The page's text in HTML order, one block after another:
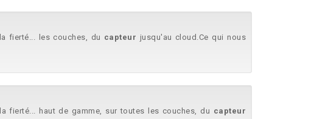
fierté... les couches, du capteur jusqu'au cloud.Ce qui nous
fierté... haut de gamme, sur toutes les couches, du capteur